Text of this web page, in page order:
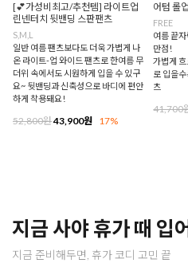
[💕가성비최고/추천템] 라이트업
린넨터치 뒷밴딩 스판팬츠
S,M,L
일반 여름 팬츠보다도 더욱 가볍게 나
온 라이트-업 와이드 팬츠로 한여름 무
더위 속에서도 시원하게 입을 수 있구
요~ 뒷밴딩과 신축성으로 바디에 편안
하게 착용돼요!
52,800원43,900원 17%
어텀 롤
FREE
여름 끝
만점!
가볍게
로 입을
츠
41,700
지금 사야 휴가 때 입
지금 준비해두면, 휴가 코디 고민 끝